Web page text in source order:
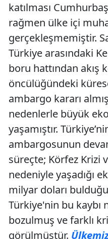
katılması
rağmen ülke içi
gerçekleşmemiştir.
Türkiye arasındaki
boru hattından akış
öncülüğündeki
ambargo kararı
nedenlerle büyük
yaşamıştır.
ambargosunun
süreçte; Körfez Krizi
nedeniyle yaşadığı
milyar doları
Türkiye'nin bu kaybı
bozulmuş ve farklı
görülmüştür.